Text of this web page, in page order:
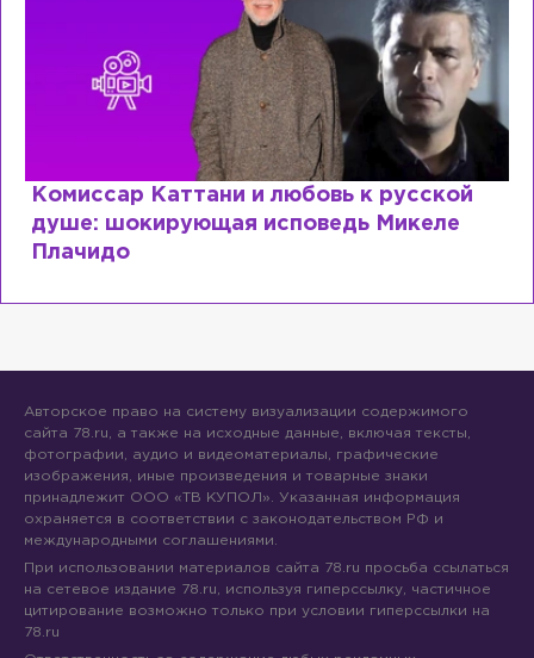
Комиссар Каттани и любовь к русской
душе: шокирующая исповедь Микеле
Плачидо
Авторское право на систему визуализации содержимого
сайта 78.ru, а также на исходные данные, включая тексты,
фотографии, аудио и видеоматериалы, графические
изображения, иные произведения и товарные знаки
принадлежит ООО «ТВ КУПОЛ». Указанная информация
охраняется в соответствии с законодательством РФ и
международными соглашениями.
При использовании материалов сайта 78.ru просьба ссылаться
на сетевое издание 78.ru, используя гиперссылку, частичное
цитирование возможно только при условии гиперссылки на
78.ru